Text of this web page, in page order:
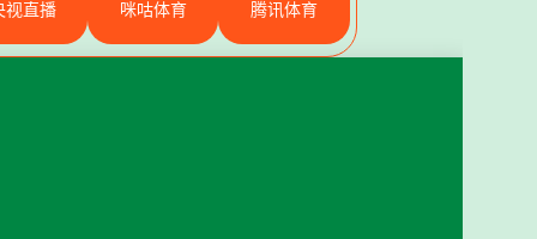
视直播 咪咕体育 腾讯体育